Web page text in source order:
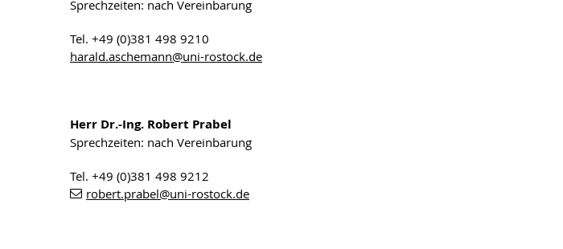
Sprechzeiten: nach Vereinbarung
Tel. +49 (0)381 498 9210
harald.aschemann@uni-rostock.de
Herr Dr.-Ing. Robert Prabel
Sprechzeiten: nach Vereinbarung
Tel. +49 (0)381 498 9212
robert.prabel@uni-rostock.de